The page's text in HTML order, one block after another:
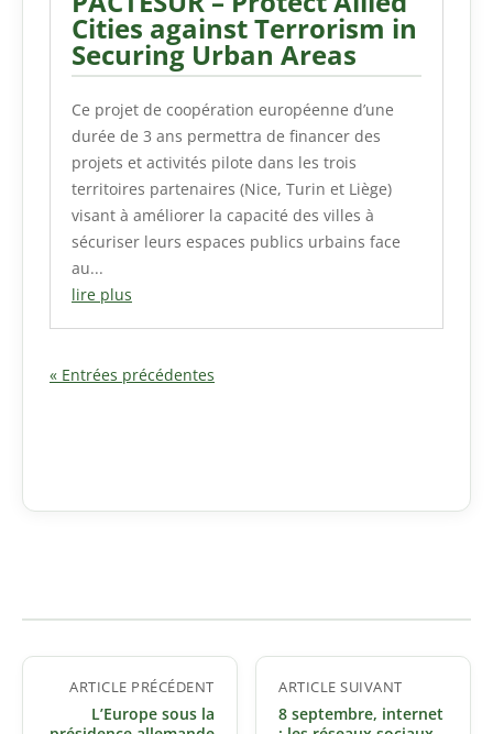
Cities against Terrorism in
Securing Urban Areas
Ce projet de coopération européenne d’une
durée de 3 ans permettra de financer des
projets et activités pilote dans les trois
territoires partenaires (Nice, Turin et Liège)
visant à améliorer la capacité des villes à
sécuriser leurs espaces publics urbains face
au...
lire plus
« Entrées précédentes
Navigation
l’article
ARTICLE PRÉCÉDENT
L’Europe sous la
ARTICLE SUIVANT
8 septembre, internet